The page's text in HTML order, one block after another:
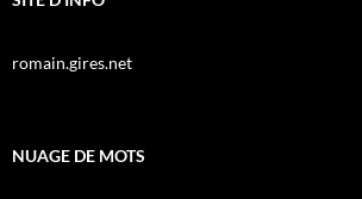
romain.gires.net
NUAGE DE MOTS